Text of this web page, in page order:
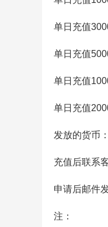
单日充值
单日充值
单日充值
单日充值
发放的货币
充值后联系
申请后邮件
注：